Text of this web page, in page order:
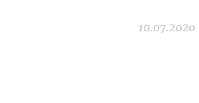
10.07.2020